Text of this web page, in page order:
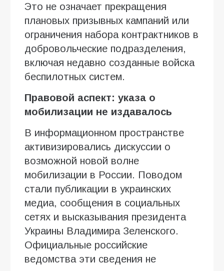
Это не означает прекращения
плановых призывных кампаний или
ограничения набора контрактников в
добровольческие подразделения,
включая недавно созданные войска
беспилотных систем.
Правовой аспект: указа о
мобилизации не издавалось
В информационном пространстве
активизировались дискуссии о
возможной новой волне
мобилизации в России. Поводом
стали публикации в украинских
медиа, сообщения в социальных
сетях и высказывания президента
Украины Владимира Зеленского.
Официальные российские
ведомства эти сведения не